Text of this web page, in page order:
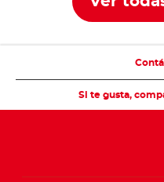
Si te gusta,